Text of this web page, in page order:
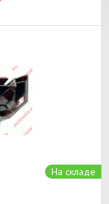
На складе